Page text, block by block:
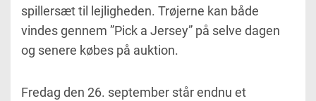
spillersæt til lejligheden. Trøjerne kan både
vindes gennem ”Pick a Jersey” på selve dagen
og senere købes på auktion.
Fredag den 26. september står endnu et